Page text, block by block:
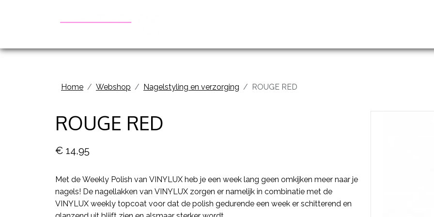
Home Webshop Nagelstyling en verzorging ROUGE RED
ROUGE RED
€ 14,95
Met de Weekly Polish van VINYLUX heb je een week lang geen omkijken meer naar je
nagels! De nagellakken van VINYLUX zorgen er namelijk in combinatie met de
VINYLUX weekly topcoat voor dat de polish gedurende een week er schitterend en